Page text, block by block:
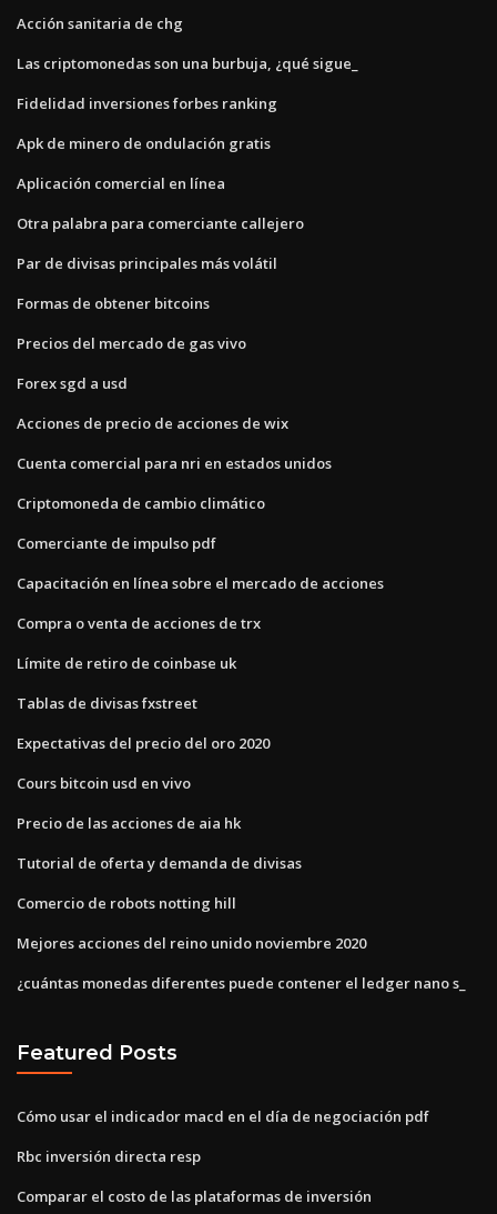
Acción sanitaria de chg
Las criptomonedas son una burbuja, ¿qué sigue_
Fidelidad inversiones forbes ranking
Apk de minero de ondulación gratis
Aplicación comercial en línea
Otra palabra para comerciante callejero
Par de divisas principales más volátil
Formas de obtener bitcoins
Precios del mercado de gas vivo
Forex sgd a usd
Acciones de precio de acciones de wix
Cuenta comercial para nri en estados unidos
Criptomoneda de cambio climático
Comerciante de impulso pdf
Capacitación en línea sobre el mercado de acciones
Compra o venta de acciones de trx
Límite de retiro de coinbase uk
Tablas de divisas fxstreet
Expectativas del precio del oro 2020
Cours bitcoin usd en vivo
Precio de las acciones de aia hk
Tutorial de oferta y demanda de divisas
Comercio de robots notting hill
Mejores acciones del reino unido noviembre 2020
¿cuántas monedas diferentes puede contener el ledger nano s_
Featured Posts
Cómo usar el indicador macd en el día de negociación pdf
Rbc inversión directa resp
Comparar el costo de las plataformas de inversión